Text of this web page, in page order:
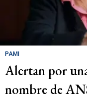
PAMI
Alertan por
nombre de